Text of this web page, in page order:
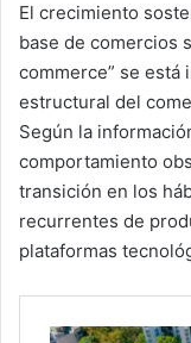
El crecimiento
base de comercios
commerce” se está
estructural del
Según la
comportamiento
transición en los
recurrentes de
plataformas